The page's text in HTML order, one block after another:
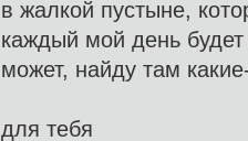
в жалкой пустыне,
каждый мой день
может, найду там
для тебя